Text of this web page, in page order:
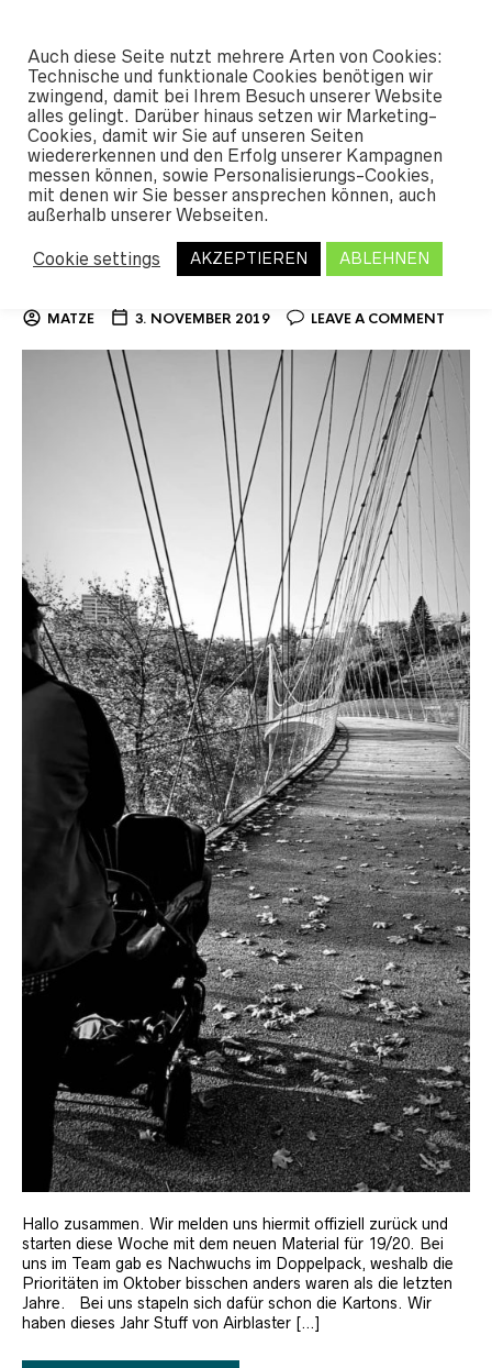
MONTHLY ARCHIVES:NOVEMBER 2019
Verspäteter Start in die
Saison 19/20
MATZE 3. NOVEMBER 2019 LEAVE A COMMENT
Hallo zusammen. Wir melden uns hiermit offiziell zurück und
starten diese Woche mit dem neuen Material für 19/20. Bei
uns im Team gab es Nachwuchs im Doppelpack, weshalb die
Prioritäten im Oktober bisschen anders waren als die letzten
Jahre. Bei uns stapeln sich dafür schon die Kartons. Wir
haben dieses Jahr Stuff von Airblaster […]
Auch diese Seite nutzt mehrere Arten von Cookies:
Technische und funktionale Cookies benötigen wir
zwingend, damit bei Ihrem Besuch unserer Website
alles gelingt. Darüber hinaus setzen wir Marketing-
Cookies, damit wir Sie auf unseren Seiten
wiedererkennen und den Erfolg unserer Kampagnen
messen können, sowie Personalisierungs-Cookies,
mit denen wir Sie besser ansprechen können, auch
außerhalb unserer Webseiten.
Cookie settings AKZEPTIEREN ABLEHNEN